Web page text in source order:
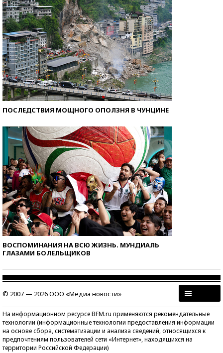
ПОСЛЕДСТВИЯ МОЩНОГО ОПОЛЗНЯ В ЧУНЦИНЕ
ВОСПОМИНАНИЯ НА ВСЮ ЖИЗНЬ. МУНДИАЛЬ
ГЛАЗАМИ БОЛЕЛЬЩИКОВ
© 2007 — 2026 ООО «Медиа новости»
На информационном ресурсе BFM.ru применяются рекомендательные
технологии (информационные технологии предоставления информации
на основе сбора, систематизации и анализа сведений, относящихся к
предпочтениям пользователей сети «Интернет», находящихся на
территории Российской Федерации)